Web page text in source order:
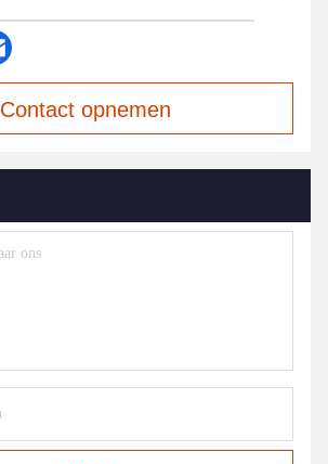
Contact opnemen